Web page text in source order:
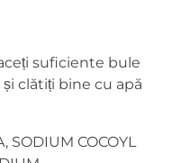
suficiente bule
clătiți bine cu apă
SODIUM COCOYL